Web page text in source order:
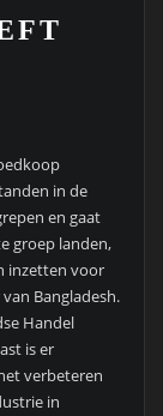
in de
en gaat
groep landen,
inzetten voor
Bangladesh.
Handel
is er
verbeteren
in